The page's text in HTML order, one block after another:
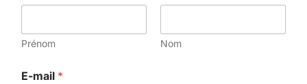
Prénom Nom
E-mail *